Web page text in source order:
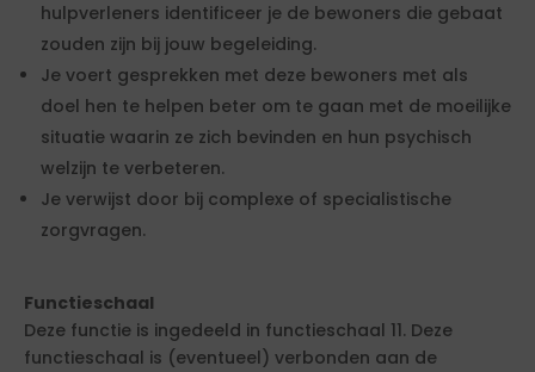
hulpverleners identificeer je de bewoners die gebaat
zouden zijn bij jouw begeleiding.
Je voert gesprekken met deze bewoners met als
doel hen te helpen beter om te gaan met de moeilijke
situatie waarin ze zich bevinden en hun psychisch
welzijn te verbeteren.
Je verwijst door bij complexe of specialistische
zorgvragen.
Functieschaal
Deze functie is ingedeeld in functieschaal 11. Deze
functieschaal is (eventueel) verbonden aan de